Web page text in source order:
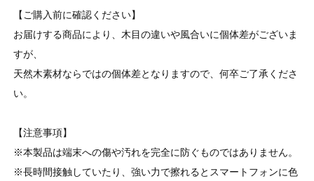
【ご購入前に確認ください】
お届けする商品により、木目の違いや風合いに個体差がございま
すが、
天然木素材ならではの個体差となりますので、何卒ご了承くださ
い。
【注意事項】
※本製品は端末への傷や汚れを完全に防ぐものではありません。
※長時間接触していたり、強い力で擦れるとスマートフォンに色